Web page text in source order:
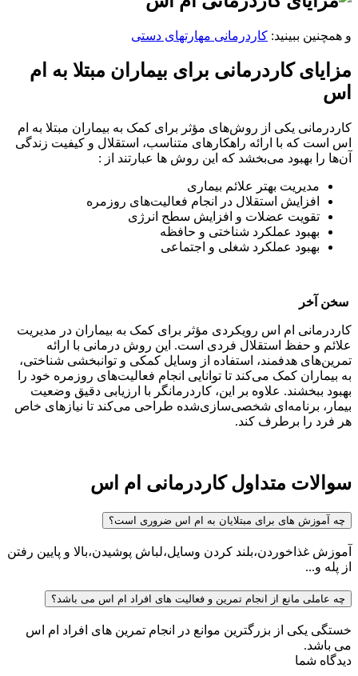
و همچنین ببینید: کاردرمانی مهارتهای دستی
مزایای کاردرمانی برای بیماران مبتلا به ام
اس
کاردرمانی یکی از روش‌های مؤثر برای کمک به بیماران مبتلا به ام‌
اس است که با ارائه راهکارهای متناسب، استقلال و کیفیت زندگی
آن‌ها را بهبود می‌بخشد که این روش ها عبارتند از :
مدیریت بهتر علائم بیماری
افزایش استقلال در انجام فعالیت‌های روزمره
تقویت عضلات و افزایش سطح انرژی
بهبود عملکرد شناختی و حافظه
بهبود عملکرد شغلی و اجتماعی
سخن آخر
کاردرمانی ام‌ اس رویکردی مؤثر برای کمک به بیماران در مدیریت
علائم و حفظ استقلال فردی است. این روش درمانی با ارائه
تمرین‌های هدفمند، استفاده از وسایل کمکی و توانبخشی شناختی،
به بیماران کمک می‌کند تا توانایی انجام فعالیت‌های روزمره خود را
بهبود ببخشند. علاوه بر این، کاردرمانگر با ارزیابی دقیق وضعیت
بیمار، برنامه‌ای شخصی‌سازی‌شده طراحی می‌کند تا نیازهای خاص
هر فرد را برطرف کند.
سوالات متداول کاردرمانی ام اس
چه آموزش های برای مبتلایان به ام اس ضروری است؟
آموزش غذاخوردن،بلند کردن وسایل،لباش پوشیدن،بالا و پایین رفتن
از پله و...
چه عاملی مانع از انجام تمرین و فعالیت های افراد ام اس می باشد؟
خستگی یکی از بزرگترین موانع در انجام تمرین های افراد ام اس
می باشد.
دیدگاه شما